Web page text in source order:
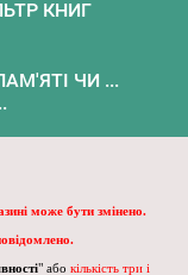
КНИГ
ЧИ ...
може бути змінено.
" або кількість три і